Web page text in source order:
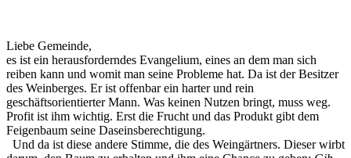
Liebe Gemeinde,
es ist ein herausforderndes Evangelium, eines an dem man sich
reiben kann und womit man seine Probleme hat. Da ist der Besitzer
des Weinberges. Er ist offenbar ein harter und rein
geschäftsorientierter Mann. Was keinen Nutzen bringt, muss weg.
Profit ist ihm wichtig. Erst die Frucht und das Produkt gibt dem
Feigenbaum seine Daseins­berechtigung.
Und da ist diese andere Stimme, die des Weingärtners. Dieser wirbt